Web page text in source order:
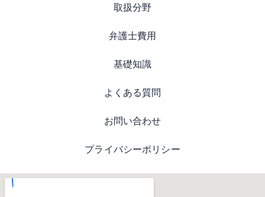
取扱分野
弁護士費用
基礎知識
よくある質問
お問い合わせ
プライバシーポリシー